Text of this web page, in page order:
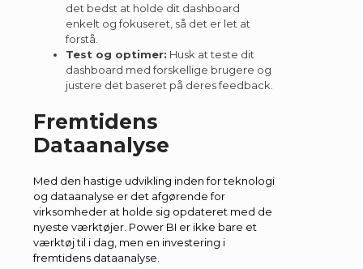
det bedst at holde dit dashboard
enkelt og fokuseret, så det er let at
forstå.
Test og optimer: Husk at teste dit
dashboard med forskellige brugere og
justere det baseret på deres feedback.
Fremtidens
Dataanalyse
Med den hastige udvikling inden for teknologi
og dataanalyse er det afgørende for
virksomheder at holde sig opdateret med de
nyeste værktøjer. Power BI er ikke bare et
værktøj til i dag, men en investering i
fremtidens dataanalyse.